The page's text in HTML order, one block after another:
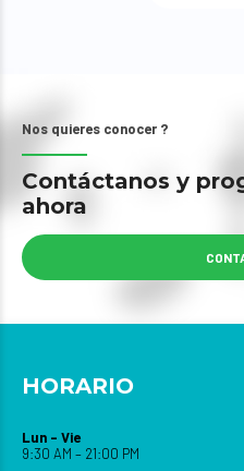
Nos quieres conocer ?
Contáctanos y
ahora
HORARIO
Lun – Vie
9:30 AM – 21:00 PM